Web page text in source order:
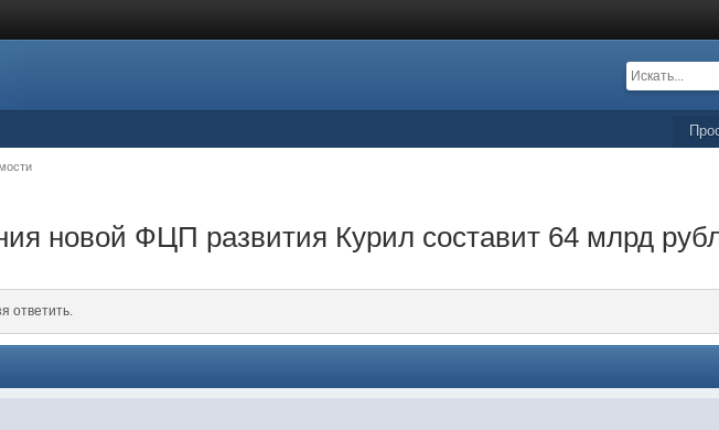
новой ФЦП развития Курил составит 64 млрд
ответить.